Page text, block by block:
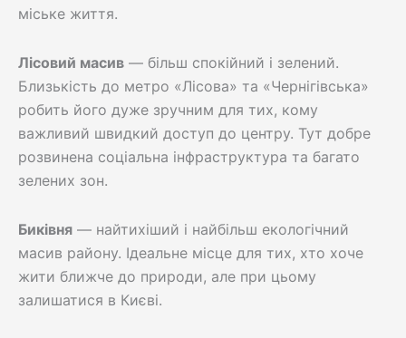
міське життя.
Лісовий масив — більш спокійний і зелений.
Близькість до метро «Лісова» та «Чернігівська»
робить його дуже зручним для тих, кому
важливий швидкий доступ до центру. Тут добре
розвинена соціальна інфраструктура та багато
зелених зон.
Биківня — найтихіший і найбільш екологічний
масив району. Ідеальне місце для тих, хто хоче
жити ближче до природи, але при цьому
залишатися в Києві.